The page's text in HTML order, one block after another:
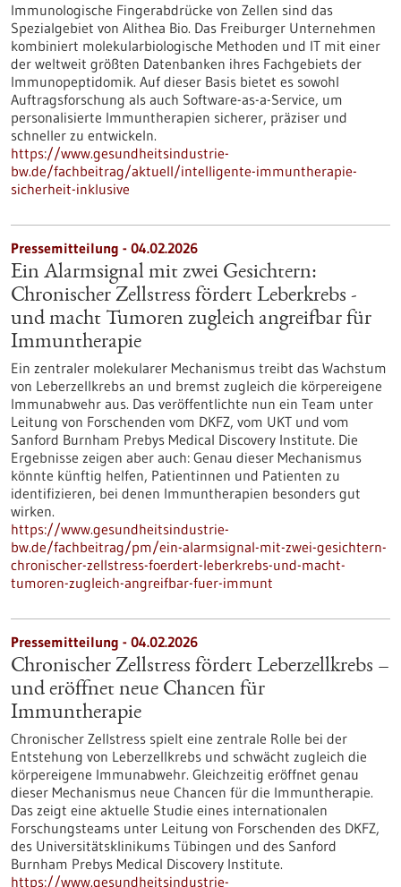
Immunologische Fingerabdrücke von Zellen sind das
Spezialgebiet von Alithea Bio. Das Freiburger Unternehmen
kombiniert molekularbiologische Methoden und IT mit einer
der weltweit größten Datenbanken ihres Fachgebiets der
Immunopeptidomik. Auf dieser Basis bietet es sowohl
Auftragsforschung als auch Software-as-a-Service, um
personalisierte Immuntherapien sicherer, präziser und
schneller zu entwickeln.
https://www.gesundheitsindustrie-
bw.de/fachbeitrag/aktuell/intelligente-immuntherapie-
sicherheit-inklusive
Pressemitteilung - 04.02.2026
Ein Alarmsignal mit zwei Gesichtern:
Chronischer Zellstress fördert Leberkrebs -
und macht Tumoren zugleich angreifbar für
Immuntherapie
Ein zentraler molekularer Mechanismus treibt das Wachstum
von Leberzellkrebs an und bremst zugleich die körpereigene
Immunabwehr aus. Das veröffentlichte nun ein Team unter
Leitung von Forschenden vom DKFZ, vom UKT und vom
Sanford Burnham Prebys Medical Discovery Institute. Die
Ergebnisse zeigen aber auch: Genau dieser Mechanismus
könnte künftig helfen, Patientinnen und Patienten zu
identifizieren, bei denen Immuntherapien besonders gut
wirken.
https://www.gesundheitsindustrie-
bw.de/fachbeitrag/pm/ein-alarmsignal-mit-zwei-gesichtern-
chronischer-zellstress-foerdert-leberkrebs-und-macht-
tumoren-zugleich-angreifbar-fuer-immunt
Pressemitteilung - 04.02.2026
Chronischer Zellstress fördert Leberzellkrebs –
und eröffnet neue Chancen für
Immuntherapie
Chronischer Zellstress spielt eine zentrale Rolle bei der
Entstehung von Leberzellkrebs und schwächt zugleich die
körpereigene Immunabwehr. Gleichzeitig eröffnet genau
dieser Mechanismus neue Chancen für die Immuntherapie.
Das zeigt eine aktuelle Studie eines internationalen
Forschungsteams unter Leitung von Forschenden des DKFZ,
des Universitätsklinikums Tübingen und des Sanford
Burnham Prebys Medical Discovery Institute.
https://www.gesundheitsindustrie-